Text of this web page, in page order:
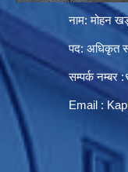
नाम: मोहन
पद: अधिकृत
सम्पर्क नम्बर
Email :